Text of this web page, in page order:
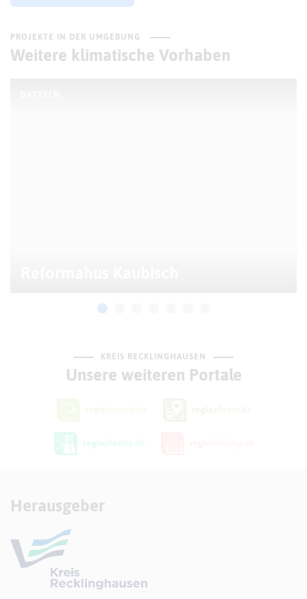
PROJEKTE IN DER UMGEBUNG
Weitere klimatische Vorhaben
KREIS RECKLINGHAUSEN
Unsere weiteren Portale
Herausgeber